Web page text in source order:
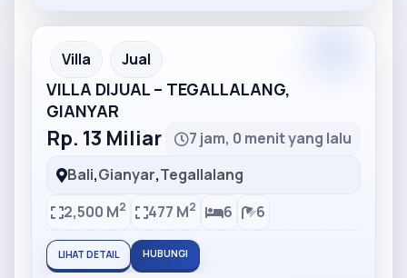
Partner Ad
Villa Jual
VILLA DIJUAL – TEGALLALANG,
GIANYAR
Rp. 13 Miliar
7 jam, 0 menit yang lalu
Bali,Gianyar,Tegallalang
2,500 M2 477 M2 6 6
LIHAT DETAIL HUBUNGI